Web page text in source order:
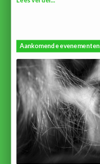
Aankomende evenementen